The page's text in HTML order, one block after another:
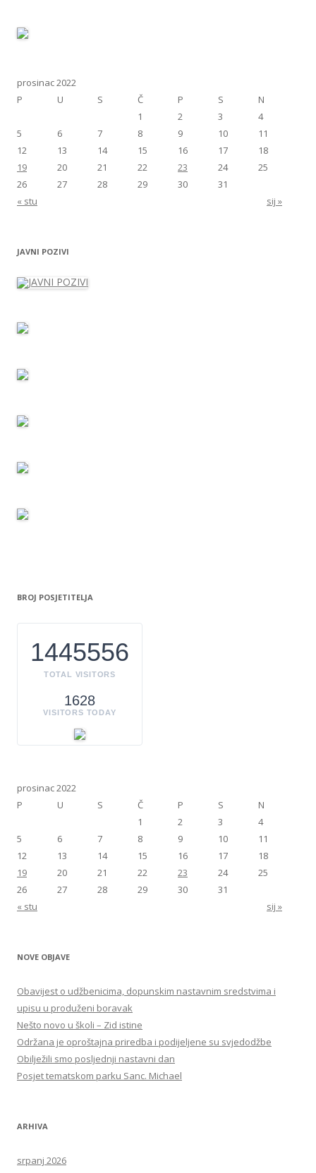
prosinac 2022
P
U S Č P S
N
1
2 3
4
5
6 7 8 9 10
11
12
13 14 15 16 17
18
19
20 21 22 23 24
25
26
27 28 29 30
31
« stu
sij »
JAVNI POZIVI
BROJ POSJETITELJA
1445556
TOTAL VISITORS
1628
VISITORS TODAY
prosinac 2022
P
U S Č P S
N
1
2 3
4
5
6 7 8 9 10
11
12
13 14 15 16 17
18
19
20 21 22 23 24
25
26
27 28 29 30
31
« stu
sij »
NOVE OBJAVE
Obavijest o udžbenicima, dopunskim nastavnim sredstvima i
upisu u produženi boravak
Nešto novo u školi – Zid istine
Održana je oproštajna priredba i podijeljene su svjedodžbe
Obilježili smo posljednji nastavni dan
Posjet tematskom parku Sanc. Michael
ARHIVA
srpanj 2026